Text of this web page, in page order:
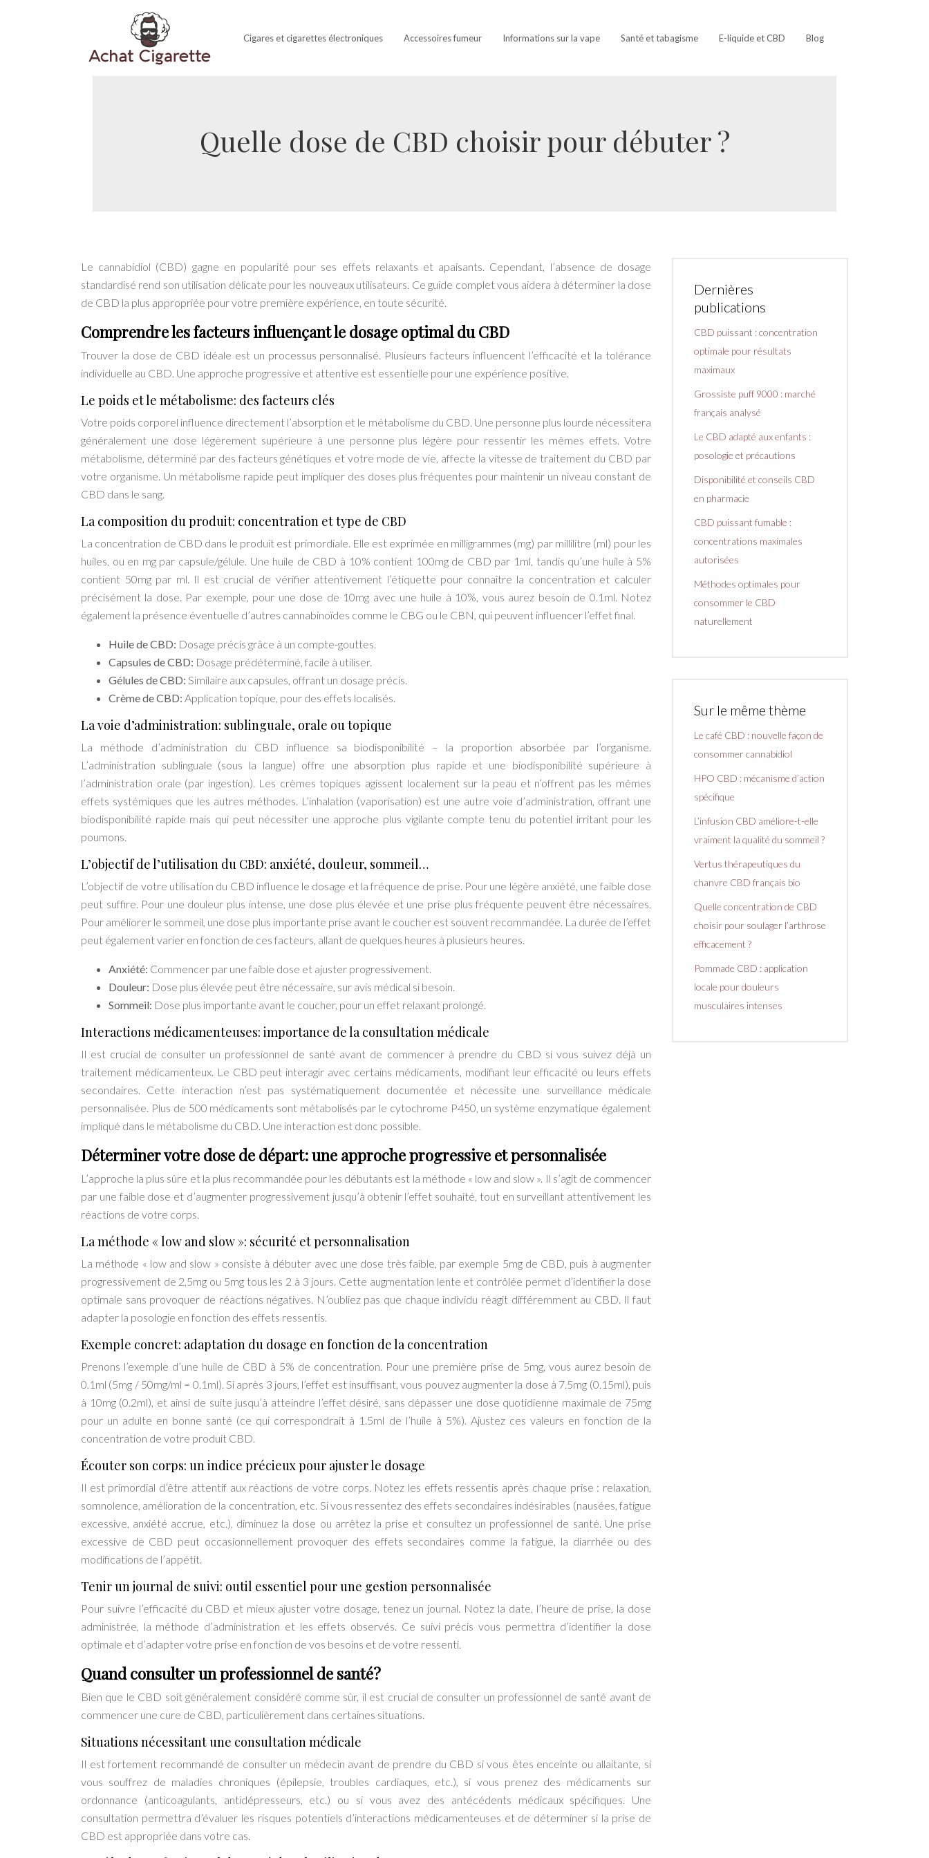
Cigares et cigarettes électroniques Accessoires fumeur Informations sur la vape Santé et tabagisme E-liquide et CBD Blog
Quelle dose de CBD choisir pour débuter ?
Le cannabidiol (CBD) gagne en popularité pour ses effets relaxants et apaisants. Cependant, l’absence de dosage
standardisé rend son utilisation délicate pour les nouveaux utilisateurs. Ce guide complet vous aidera à déterminer la dose
de CBD la plus appropriée pour votre première expérience, en toute sécurité.
Comprendre les facteurs influençant le dosage optimal du CBD
Trouver la dose de CBD idéale est un processus personnalisé. Plusieurs facteurs influencent l’efficacité et la tolérance
individuelle au CBD. Une approche progressive et attentive est essentielle pour une expérience positive.
Le poids et le métabolisme: des facteurs clés
Votre poids corporel influence directement l’absorption et le métabolisme du CBD. Une personne plus lourde nécessitera
généralement une dose légèrement supérieure à une personne plus légère pour ressentir les mêmes effets. Votre
métabolisme, déterminé par des facteurs génétiques et votre mode de vie, affecte la vitesse de traitement du CBD par
votre organisme. Un métabolisme rapide peut impliquer des doses plus fréquentes pour maintenir un niveau constant de
CBD dans le sang.
La composition du produit: concentration et type de CBD
La concentration de CBD dans le produit est primordiale. Elle est exprimée en milligrammes (mg) par millilitre (ml) pour les
huiles, ou en mg par capsule/gélule. Une huile de CBD à 10% contient 100mg de CBD par 1ml, tandis qu’une huile à 5%
contient 50mg par ml. Il est crucial de vérifier attentivement l’étiquette pour connaître la concentration et calculer
précisément la dose. Par exemple, pour une dose de 10mg avec une huile à 10%, vous aurez besoin de 0.1ml. Notez
également la présence éventuelle d’autres cannabinoïdes comme le CBG ou le CBN, qui peuvent influencer l’effet final.
Huile de CBD: Dosage précis grâce à un compte-gouttes.
Capsules de CBD: Dosage prédéterminé, facile à utiliser.
Gélules de CBD: Similaire aux capsules, offrant un dosage précis.
Crème de CBD: Application topique, pour des effets localisés.
La voie d’administration: sublinguale, orale ou topique
La méthode d’administration du CBD influence sa biodisponibilité – la proportion absorbée par l’organisme.
L’administration sublinguale (sous la langue) offre une absorption plus rapide et une biodisponibilité supérieure à
l’administration orale (par ingestion). Les crèmes topiques agissent localement sur la peau et n’offrent pas les mêmes
effets systémiques que les autres méthodes. L’inhalation (vaporisation) est une autre voie d’administration, offrant une
biodisponibilité rapide mais qui peut nécessiter une approche plus vigilante compte tenu du potentiel irritant pour les
poumons.
L’objectif de l’utilisation du CBD: anxiété, douleur, sommeil…
L’objectif de votre utilisation du CBD influence le dosage et la fréquence de prise. Pour une légère anxiété, une faible dose
peut suffire. Pour une douleur plus intense, une dose plus élevée et une prise plus fréquente peuvent être nécessaires.
Pour améliorer le sommeil, une dose plus importante prise avant le coucher est souvent recommandée. La durée de l’effet
peut également varier en fonction de ces facteurs, allant de quelques heures à plusieurs heures.
Anxiété: Commencer par une faible dose et ajuster progressivement.
Douleur: Dose plus élevée peut être nécessaire, sur avis médical si besoin.
Sommeil: Dose plus importante avant le coucher, pour un effet relaxant prolongé.
Interactions médicamenteuses: importance de la consultation médicale
Il est crucial de consulter un professionnel de santé avant de commencer à prendre du CBD si vous suivez déjà un
traitement médicamenteux. Le CBD peut interagir avec certains médicaments, modifiant leur efficacité ou leurs effets
secondaires. Cette interaction n’est pas systématiquement documentée et nécessite une surveillance médicale
personnalisée. Plus de 500 médicaments sont métabolisés par le cytochrome P450, un système enzymatique également
impliqué dans le métabolisme du CBD. Une interaction est donc possible.
Déterminer votre dose de départ: une approche progressive et personnalisée
L’approche la plus sûre et la plus recommandée pour les débutants est la méthode « low and slow ». Il s’agit de commencer
par une faible dose et d’augmenter progressivement jusqu’à obtenir l’effet souhaité, tout en surveillant attentivement les
réactions de votre corps.
La méthode « low and slow »: sécurité et personnalisation
La méthode « low and slow » consiste à débuter avec une dose très faible, par exemple 5mg de CBD, puis à augmenter
progressivement de 2,5mg ou 5mg tous les 2 à 3 jours. Cette augmentation lente et contrôlée permet d’identifier la dose
optimale sans provoquer de réactions négatives. N’oubliez pas que chaque individu réagit différemment au CBD. Il faut
adapter la posologie en fonction des effets ressentis.
Exemple concret: adaptation du dosage en fonction de la concentration
Prenons l’exemple d’une huile de CBD à 5% de concentration. Pour une première prise de 5mg, vous aurez besoin de
0.1ml (5mg / 50mg/ml = 0.1ml). Si après 3 jours, l’effet est insuffisant, vous pouvez augmenter la dose à 7.5mg (0.15ml), puis
à 10mg (0.2ml), et ainsi de suite jusqu’à atteindre l’effet désiré, sans dépasser une dose quotidienne maximale de 75mg
pour un adulte en bonne santé (ce qui correspondrait à 1.5ml de l’huile à 5%). Ajustez ces valeurs en fonction de la
concentration de votre produit CBD.
Écouter son corps: un indice précieux pour ajuster le dosage
Il est primordial d’être attentif aux réactions de votre corps. Notez les effets ressentis après chaque prise : relaxation,
somnolence, amélioration de la concentration, etc. Si vous ressentez des effets secondaires indésirables (nausées, fatigue
excessive, anxiété accrue, etc.), diminuez la dose ou arrêtez la prise et consultez un professionnel de santé. Une prise
excessive de CBD peut occasionnellement provoquer des effets secondaires comme la fatigue, la diarrhée ou des
modifications de l’appétit.
Tenir un journal de suivi: outil essentiel pour une gestion personnalisée
Pour suivre l’efficacité du CBD et mieux ajuster votre dosage, tenez un journal. Notez la date, l’heure de prise, la dose
administrée, la méthode d’administration et les effets observés. Ce suivi précis vous permettra d’identifier la dose
optimale et d’adapter votre prise en fonction de vos besoins et de votre ressenti.
Quand consulter un professionnel de santé?
Bien que le CBD soit généralement considéré comme sûr, il est crucial de consulter un professionnel de santé avant de
commencer une cure de CBD, particulièrement dans certaines situations.
Situations nécessitant une consultation médicale
Il est fortement recommandé de consulter un médecin avant de prendre du CBD si vous êtes enceinte ou allaitante, si
vous souffrez de maladies chroniques (épilepsie, troubles cardiaques, etc.), si vous prenez des médicaments sur
ordonnance (anticoagulants, antidépresseurs, etc.) ou si vous avez des antécédents médicaux spécifiques. Une
consultation permettra d’évaluer les risques potentiels d’interactions médicamenteuses et de déterminer si la prise de
CBD est appropriée dans votre cas.
Dernières
publications
CBD puissant : concentration
optimale pour résultats
maximaux
Grossiste puff 9000 : marché
français analysé
Le CBD adapté aux enfants :
posologie et précautions
Disponibilité et conseils CBD
en pharmacie
CBD puissant fumable :
concentrations maximales
autorisées
Méthodes optimales pour
consommer le CBD
naturellement
Sur le même thème
Le café CBD : nouvelle façon de
consommer cannabidiol
HPO CBD : mécanisme d’action
spécifique
L’infusion CBD améliore-t-elle
vraiment la qualité du sommeil ?
Vertus thérapeutiques du
chanvre CBD français bio
Quelle concentration de CBD
choisir pour soulager l’arthrose
efficacement ?
Pommade CBD : application
locale pour douleurs
musculaires intenses